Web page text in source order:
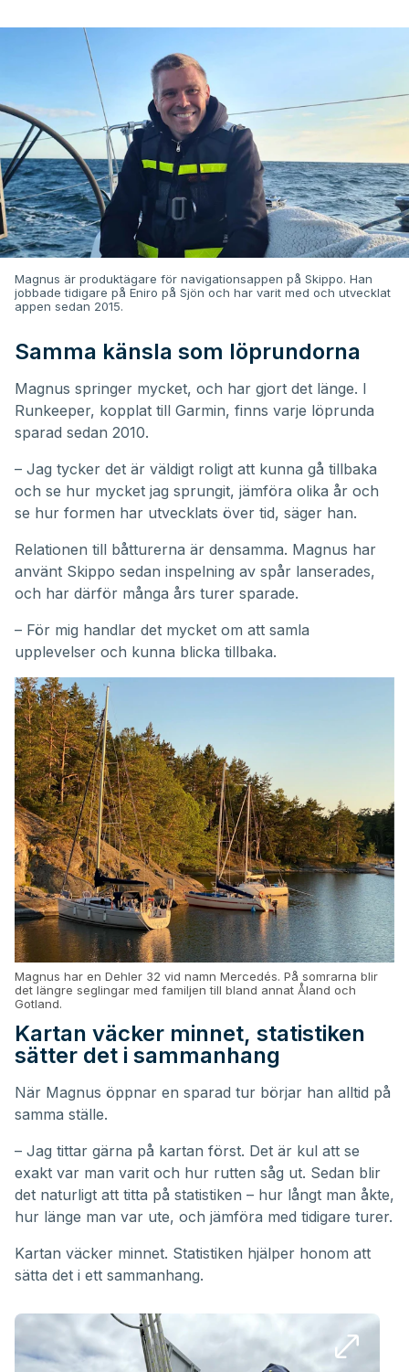
Magnus är produktägare för navigationsappen på Skippo. Han
jobbade tidigare på Eniro på Sjön och har varit med och utvecklat
appen sedan 2015.
Samma känsla som löprundorna
Magnus springer mycket, och har gjort det länge. I
Runkeeper, kopplat till Garmin, finns varje löprunda
sparad sedan 2010.
– Jag tycker det är väldigt roligt att kunna gå tillbaka
och se hur mycket jag sprungit, jämföra olika år och
se hur formen har utvecklats över tid, säger han.
Relationen till båtturerna är densamma. Magnus har
använt Skippo sedan inspelning av spår lanserades,
och har därför många års turer sparade.
– För mig handlar det mycket om att samla
upplevelser och kunna blicka tillbaka.
Magnus har en Dehler 32 vid namn Mercedés. På somrarna blir
det längre seglingar med familjen till bland annat Åland och
Gotland.
Kartan väcker minnet, statistiken
sätter det i sammanhang
När Magnus öppnar en sparad tur börjar han alltid på
samma ställe.
– Jag tittar gärna på kartan först. Det är kul att se
exakt var man varit och hur rutten såg ut. Sedan blir
det naturligt att titta på statistiken – hur långt man åkte,
hur länge man var ute, och jämföra med tidigare turer.
Kartan väcker minnet. Statistiken hjälper honom att
sätta det i ett sammanhang.